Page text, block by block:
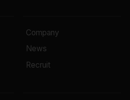
Company
News
Recruit